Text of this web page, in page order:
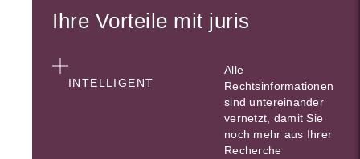
Ihre Vorteile mit juris
INTELLIGENT
Alle
Rechtsinformationen
sind untereinander
vernetzt, damit Sie
noch mehr aus Ihrer
Recherche